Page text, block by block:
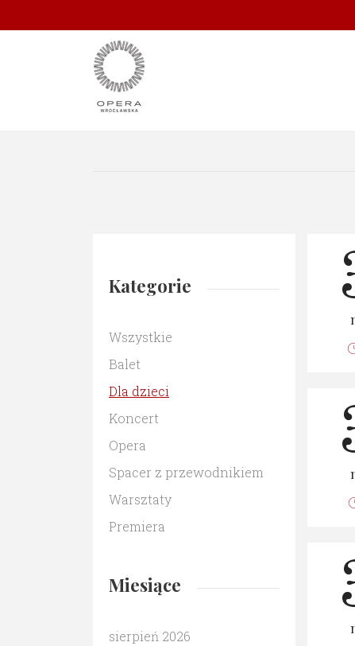
Kategorie
Wszystkie
Balet
Dla dzieci
Koncert
Opera
Spacer z przewodnikiem
Warsztaty
Premiera
Miesiące
sierpień 2026